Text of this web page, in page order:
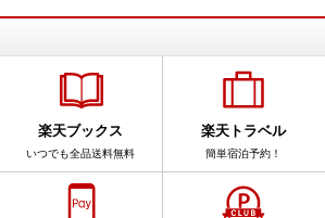
楽天ブックス
いつでも全品送料無料
楽天トラベル
簡単宿泊予約！